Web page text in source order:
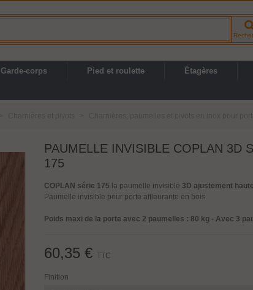
Garde-corps Pied et roulette Étagères
PAUMELLE INVISIBLE COPLAN 3D
175
COPLAN série 175 la paumelle invisible 3D ajustement
Paumelle invisible pour porte affleurante en bois.
Poids maxi de la porte avec 2 paumelles : 80 kg - Avec 3
60,35 € TTC
Finition